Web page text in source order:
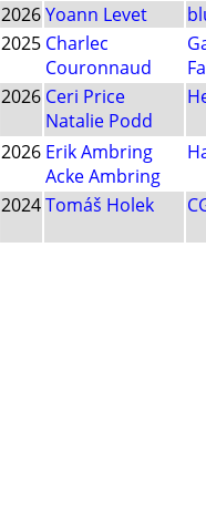
2026Yoann Levet
2025 Charlec
Couronnaud
2026 Ceri Price
Natalie Podd
2026 Erik Ambring
Acke Ambring
2024Tomáš Holek